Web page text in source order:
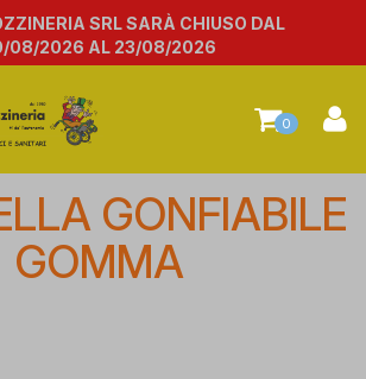
SRL SARÀ CHIUSO DAL
08/2026 AL 23/08/2026
0
GONFIABILE
GOMMA